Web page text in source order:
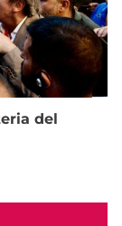
del